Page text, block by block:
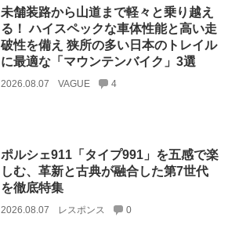
未舗装路から山道まで軽々と乗り越え
る！ ハイスペックな車体性能と高い走
破性を備え 狭所の多い日本のトレイル
に最適な「マウンテンバイク」3選
2026.08.07 VAGUE 4
ポルシェ911「タイプ991」を五感で楽
しむ、革新と古典が融合した第7世代
を徹底特集
2026.08.07 レスポンス 0